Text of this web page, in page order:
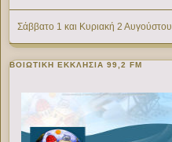
Σάββατο 1 και Κυριακή 2 Αυγούστου
ΒΟΙΩΤΙΚΉ ΕΚΚΛΗΣΊΑ 99,2 FM